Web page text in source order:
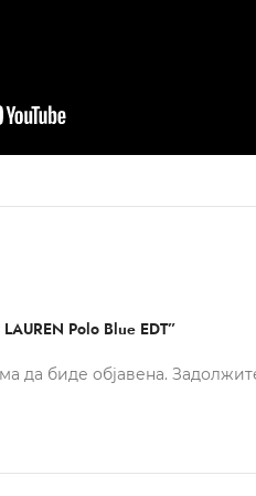
LAUREN Polo Blue EDT”
да биде објавена.